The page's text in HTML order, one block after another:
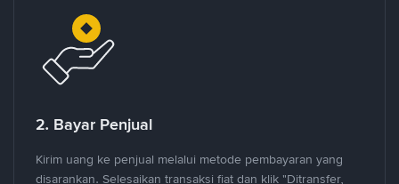
2. Bayar Penjual
Kirim uang ke penjual melalui metode pembayaran yang
disarankan. Selesaikan transaksi fiat dan klik "Ditransfer,